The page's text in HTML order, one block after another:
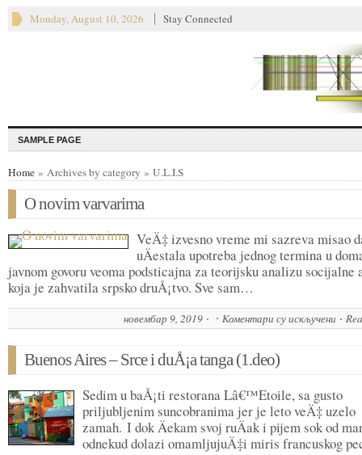
Monday, August 10, 2026 Stay Connected
SAMPLE PAGE
Home » Archives by category » U.L.I.S
O novim varvarima
VeÄ‡ izvesno vreme mi sazreva misao
uÄestala upotreba jednog termina u
javnom govoru veoma podsticajna za teorijsku analizu socijalne
koja je zahvatila srpsko druÅ¡tvo. Sve sam…
новембар 9, 2019 Коментари су искључени
на
O
Buenos Aires – Srce i duÅ¡a tanga (1.deo)
Sedim u baÅ¡ti restorana Lâ€™Etoile, sa gusto
priljubljenim suncobranima jer je leto veÄ‡ uzelo
zamah. I dok Äekam svoj ruÄak i pijem sok od
odnekud dolazi omamljujuÄ‡i miris francuskog